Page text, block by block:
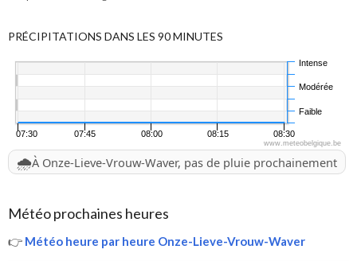
PRÉCIPITATIONS DANS LES 90 MINUTES
07:30 07:45 08:00 08:15 08:30
Faible
Modérée
Intense
www.meteobelgique.be
🌧️À Onze-Lieve-Vrouw-Waver, pas de pluie prochainement
Météo prochaines heures
👉 Météo heure par heure Onze-Lieve-Vrouw-Waver